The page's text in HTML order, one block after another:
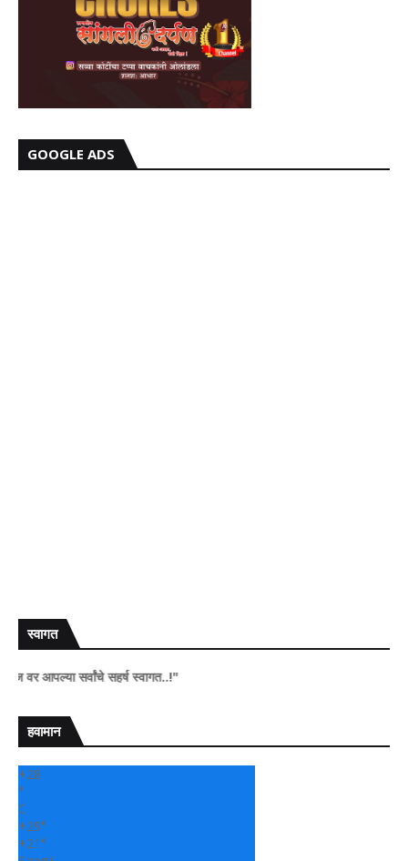
GOOGLE ADS
स्वागत
सर्वांचे सहर्ष स्वागत..!"
हवामान
+28
°
C
+29°
+21°